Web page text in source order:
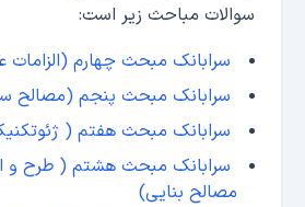
سوالات مباحث زیر است:
سرابانک مبحث چهارم
سرابانک مبحث پنجم (مصالح
سرابانک مبحث هفتم (
سرابانک مبحث هشتم ( طرح و
مصالح بنایی)